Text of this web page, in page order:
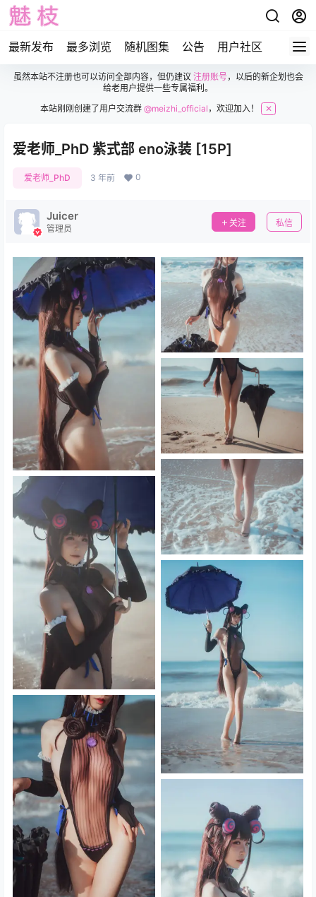
最新发布 最多浏览 随机图集 公告 用户社区
虽然本站不注册也可以访问全部内容，但仍建议 注册账号，以后的新企划也会
给老用户提供一些专属福利。
本站刚刚创建了用户交流群@meizhi_official ，欢迎加入！ ✕
爱老师_PhD 紫式部 eno泳装 [15P]
爱老师_PhD 3 年前 0
Juicer
管理员
关注 私信